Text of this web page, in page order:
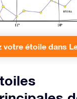
votre étoile dans